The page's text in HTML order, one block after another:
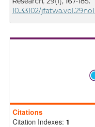
10.33102/
Citations
Citation Indexes: 1